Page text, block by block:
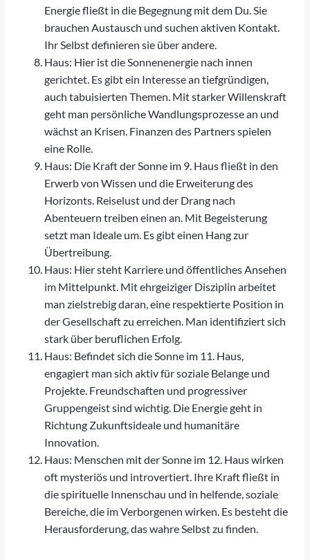
Energie fließt in die Begegnung mit dem Du. Sie
brauchen Austausch und suchen aktiven Kontakt.
Ihr Selbst definieren sie über andere.
Haus: Hier ist die Sonnenenergie nach innen
gerichtet. Es gibt ein Interesse an tiefgründigen,
auch tabuisierten Themen. Mit starker Willenskraft
geht man persönliche Wandlungsprozesse an und
wächst an Krisen. Finanzen des Partners spielen
eine Rolle.
Haus: Die Kraft der Sonne im 9. Haus fließt in den
Erwerb von Wissen und die Erweiterung des
Horizonts. Reiselust und der Drang nach
Abenteuern treiben einen an. Mit Begeisterung
setzt man Ideale um. Es gibt einen Hang zur
Übertreibung.
Haus: Hier steht Karriere und öffentliches Ansehen
im Mittelpunkt. Mit ehrgeiziger Disziplin arbeitet
man zielstrebig daran, eine respektierte Position in
der Gesellschaft zu erreichen. Man identifiziert sich
stark über beruflichen Erfolg.
Haus: Befindet sich die Sonne im 11. Haus,
engagiert man sich aktiv für soziale Belange und
Projekte. Freundschaften und progressiver
Gruppengeist sind wichtig. Die Energie geht in
Richtung Zukunftsideale und humanitäre
Innovation.
Haus: Menschen mit der Sonne im 12. Haus wirken
oft mysteriös und introvertiert. Ihre Kraft fließt in
die spirituelle Innenschau und in helfende, soziale
Bereiche, die im Verborgenen wirken. Es besteht die
Herausforderung, das wahre Selbst zu finden.